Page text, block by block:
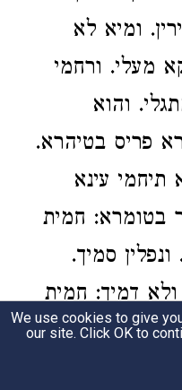
ומיא לא
מעלי. ורחמי
והוא
פריס בטיהרא.
תיחמי עינא
בטומרא: חמית
סמיך.
דמיך: חמית
עימיה יהיבן.
וריבי
We use cookies to give
our site. Click OK to